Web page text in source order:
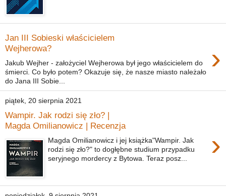
Jan III Sobieski właścicielem
Wejherowa?
›
Jakub Wejher - założyciel Wejherowa był jego właścicielem do
śmierci. Co było potem? Okazuje się, że nasze miasto należało
do Jana III Sobie...
piątek, 20 sierpnia 2021
Wampir. Jak rodzi się zło? |
Magda Omilianowicz | Recenzja
›
Magda Omilianowicz i jej książka"Wampir. Jak
rodzi się zło?" to dogłębne studium przypadku
seryjnego mordercy z Bytowa. Teraz posz...